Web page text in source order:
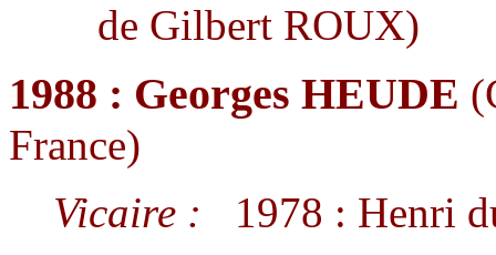
de Gilbert ROUX)
1988 : Georges HEUDE
France)
Vicaire :
1978 : Henri